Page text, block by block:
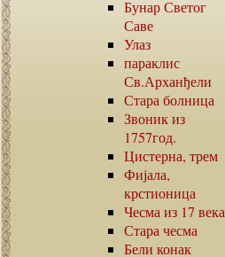
Бунар Светог
Саве
Улаз
параклис
Св.Арханђели
Стара болница
Звоник из
1757год.
Цистерна, трем
Фијала,
крстионица
Чесма из 17 века
Стара чесма
Бели конак